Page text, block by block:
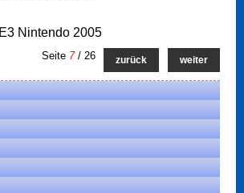
Nintendo 2005
Seite 7 / 26 weiter
zurück